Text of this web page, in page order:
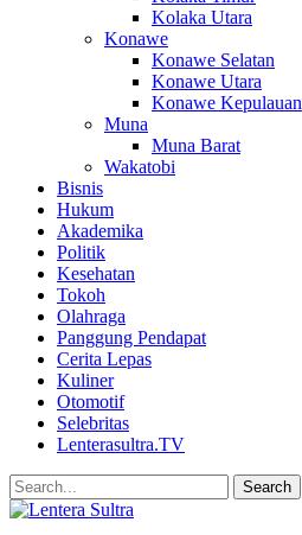
Kolaka Utara
Konawe
Konawe Selatan
Konawe Utara
Konawe Kepulauan
Muna
Muna Barat
Wakatobi
Bisnis
Hukum
Akademika
Politik
Kesehatan
Tokoh
Olahraga
Panggung Pendapat
Cerita Lepas
Kuliner
Otomotif
Selebritas
Lenterasultra.TV